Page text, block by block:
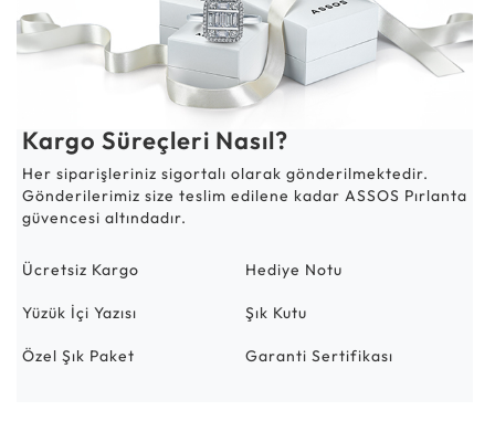
Kargo Süreçleri Nasıl?
Her siparişleriniz sigortalı olarak gönderilmektedir.
Gönderilerimiz size teslim edilene kadar ASSOS Pırlanta
güvencesi altındadır.
Ücretsiz Kargo Hediye Notu
Yüzük İçi Yazısı Şık Kutu
Özel Şık Paket Garanti Sertifikası